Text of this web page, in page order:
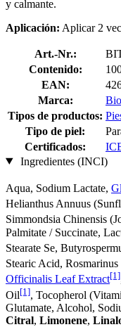
y calmante.
Aplicación: Aplicar 2
Art.-Nr.:
Contenido:
EAN:
Marca:
Tipos de productos:
Tipo de piel:
Certificados:
Ingredientes (INCI)
Aqua, Sodium Lactate,
Helianthus Annuus
Simmondsia Chinensis
Palmitate / Succinate,
Stearate Se,
Stearic Acid,
Officinalis Leaf Extract[1]
Oil[1], Tocopherol
Glutamate, Alcohol,
Citral, Limonene,